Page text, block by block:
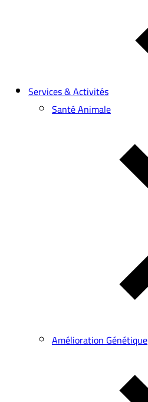
Services & Activités
Santé Animale
Amélioration Génétique